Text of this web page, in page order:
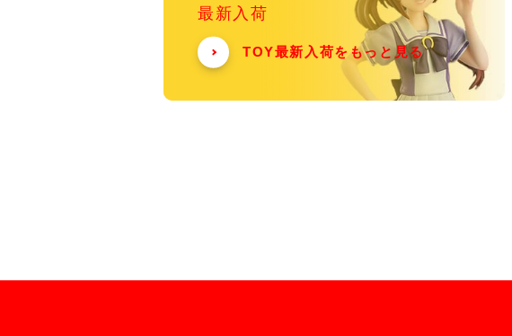
最新入荷
TOY最新入荷をもっと見る